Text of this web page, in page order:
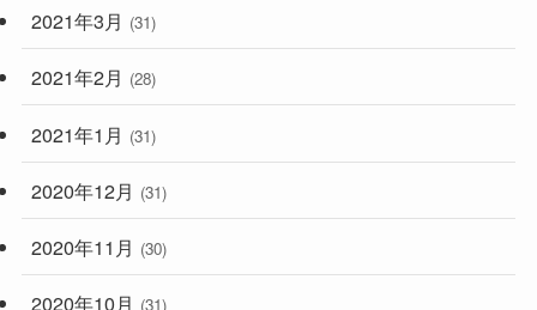
2021年3月 (31)
2021年2月 (28)
2021年1月 (31)
2020年12月 (31)
2020年11月 (30)
2020年10月 (31)